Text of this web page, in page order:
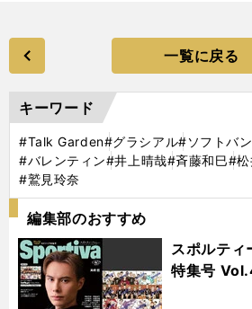
一覧に戻る
キーワード
#Talk Garden#グラシアル#ソフトバ
#バレンティン#井上晴哉#斉藤和巳#松
#鷲見玲奈
編集部のおすすめ
スポルテ
特集号